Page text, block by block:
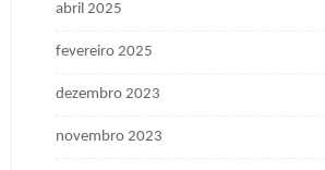
abril 2025
fevereiro 2025
dezembro 2023
novembro 2023